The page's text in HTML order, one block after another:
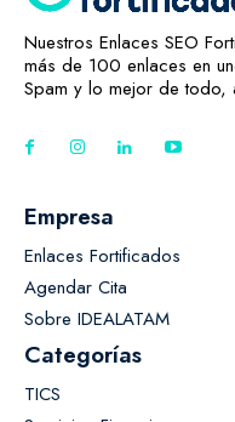
Nuestros Enlaces SEO
más de 100 enlaces en
Spam y lo mejor de todo,
Empresa
Enlaces Fortificados
Agendar Cita
Sobre IDEALATAM
Categorías
TICS